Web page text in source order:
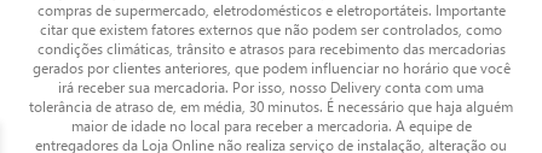
compras de supermercado, eletrodomésticos e eletroportáteis. Importante
citar que existem fatores externos que não podem ser controlados, como
condições climáticas, trânsito e atrasos para recebimento das mercadorias
gerados por clientes anteriores, que podem influenciar no horário que você
irá receber sua mercadoria. Por isso, nosso Delivery conta com uma
tolerância de atraso de, em média, 30 minutos. É necessário que haja alguém
maior de idade no local para receber a mercadoria. A equipe de
entregadores da Loja Online não realiza serviço de instalação, alteração ou